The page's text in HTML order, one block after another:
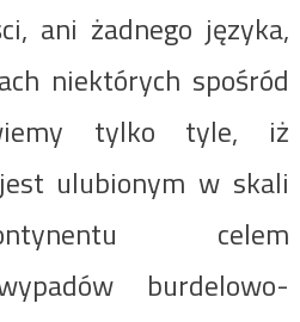
ani żadnego języka,
niektórych spośród
tylko tyle, iż
ulubionym w skali
celem
burdelowo-